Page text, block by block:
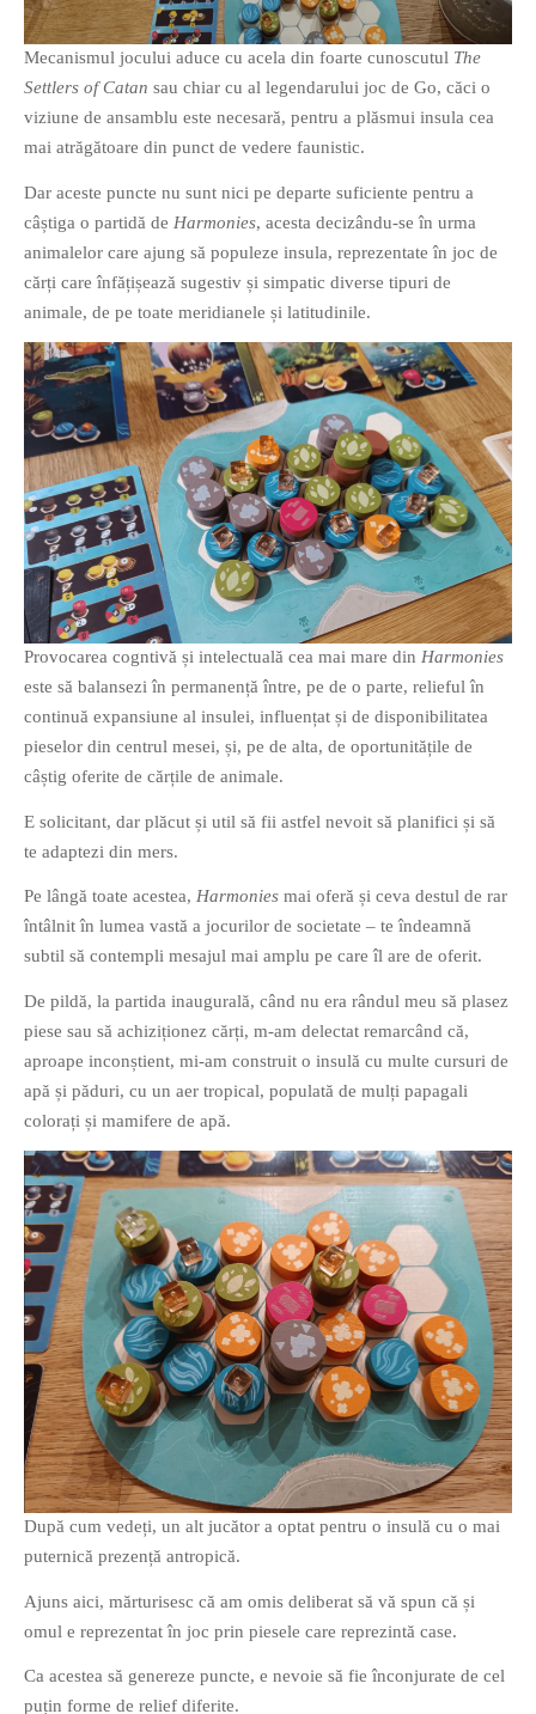
Clasicul „Despre mine…”
Contact
Descarca povestirea Floare
Albastra!
Download 101 Movie
Acrostics!
PRIETENI APROPIATI
Victor Sosea – Designer
PRIETENI DIN AFARA BRESLEI
GloryBox.ro
Vreau-schimbare.ro
PRIETENI DIN BREASLA
Filme-Carti.ro
Mecanismul jocului aduce cu acela din foarte cunoscutul The
Settlers of Catan sau chiar cu al legendarului joc de Go, căci o
viziune de ansamblu este necesară, pentru a plăsmui insula cea
mai atrăgătoare din punct de vedere faunistic.
Dar aceste puncte nu sunt nici pe departe suficiente pentru a
câștiga o partidă de Harmonies, acesta decizându-se în urma
animalelor care ajung să populeze insula, reprezentate în joc de
cărți care înfățișează sugestiv și simpatic diverse tipuri de
animale, de pe toate meridianele și latitudinile.
Provocarea cogntivă și intelectuală cea mai mare din Harmonies
este să balansezi în permanență între, pe de o parte, relieful în
continuă expansiune al insulei, influențat și de disponibilitatea
pieselor din centrul mesei, și, pe de alta, de oportunitățile de
câștig oferite de cărțile de animale.
E solicitant, dar plăcut și util să fii astfel nevoit să planifici și să
te adaptezi din mers.
Pe lângă toate acestea, Harmonies mai oferă și ceva destul de rar
întâlnit în lumea vastă a jocurilor de societate – te îndeamnă
subtil să contempli mesajul mai amplu pe care îl are de oferit.
De pildă, la partida inaugurală, când nu era rândul meu să plasez
piese sau să achiziționez cărți, m-am delectat remarcând că,
aproape inconștient, mi-am construit o insulă cu multe cursuri de
apă și păduri, cu un aer tropical, populată de mulți papagali
colorați și mamifere de apă.
După cum vedeți, un alt jucător a optat pentru o insulă cu o mai
puternică prezență antropică.
Ajuns aici, mărturisesc că am omis deliberat să vă spun că și
omul e reprezentat în joc prin piesele care reprezintă case.
Ca acestea să genereze puncte, e nevoie să fie înconjurate de cel
puțin forme de relief diferite.